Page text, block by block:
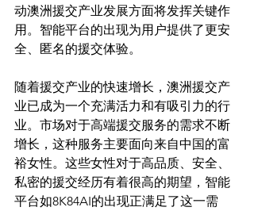
动澳洲援交产业发展方面将发挥关键作
用。智能平台的出现为用户提供了更安
全、匿名的援交体验。
随着援交产业的快速增长，澳洲援交产
业已成为一个充满活力和有吸引力的行
业。市场对于高端援交服务的需求不断
增长，这种服务主要面向来自中国的富
裕女性。这些女性对于高品质、安全、
私密的援交经历有着很高的期望，智能
平台如8K84AI的出现正满足了这一需